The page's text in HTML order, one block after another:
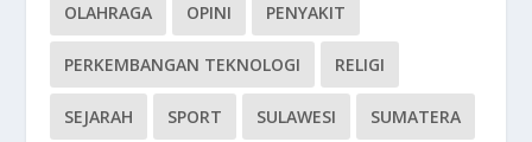
OLAHRAGA OPINI PENYAKIT
PERKEMBANGAN TEKNOLOGI RELIGI
SEJARAH SPORT SULAWESI SUMATERA